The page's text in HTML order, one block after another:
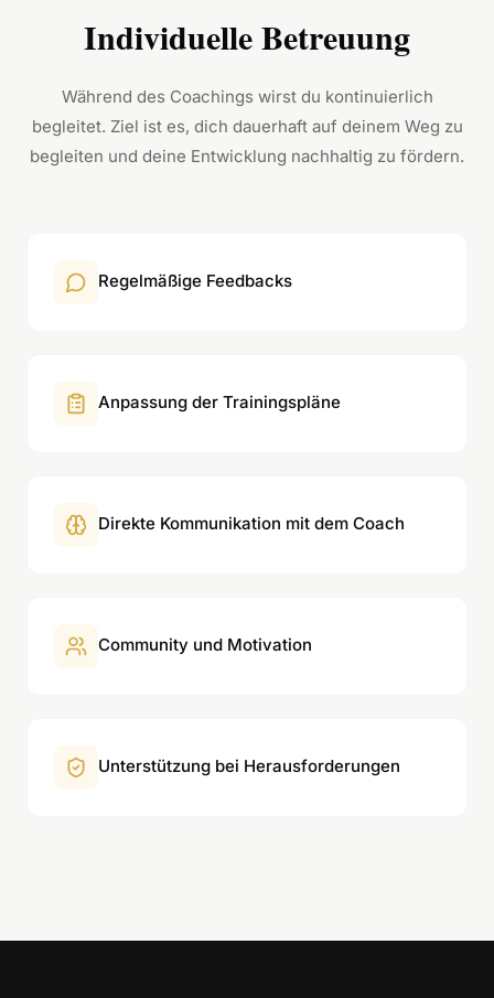
Individuelle Betreuung
Während des Coachings wirst du kontinuierlich
begleitet. Ziel ist es, dich dauerhaft auf deinem Weg zu
begleiten und deine Entwicklung nachhaltig zu fördern.
Regelmäßige Feedbacks
Anpassung der Trainingspläne
Direkte Kommunikation mit dem Coach
Community und Motivation
Unterstützung bei Herausforderungen